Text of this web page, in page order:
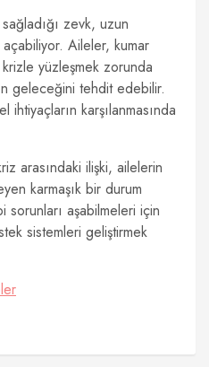
zevk, uzun
Aileler, kumar
yüzleşmek zorunda
geleceğini tehdit edebilir.
karşılanmasında
arasındaki ilişki, ailelerin
karmaşık bir durum
aşabilmeleri için
sistemleri geliştirmek